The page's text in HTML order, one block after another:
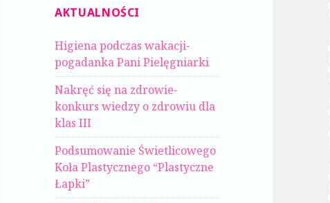
AKTUALNOŚCI
Higiena podczas wakacji-
pogadanka Pani Pielęgniarki
Nakręć się na zdrowie-
konkurs wiedzy o zdrowiu dla
klas III
Podsumowanie Świetlicowego
Koła Plastycznego “Plastyczne
Łapki”